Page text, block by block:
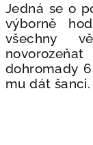
Jedná se o
výborně
všechny
dohromady
mu dát šanci.